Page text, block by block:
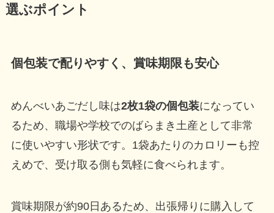
選ぶポイント
個包装で配りやすく、賞味期限も安心
めんべいあごだし味は2枚1袋の個包装になってい
るため、職場や学校でのばらまき土産として非常
に使いやすい形状です。1袋あたりのカロリーも控
えめで、受け取る側も気軽に食べられます。
賞味期限が約90日あるため、出張帰りに購入して